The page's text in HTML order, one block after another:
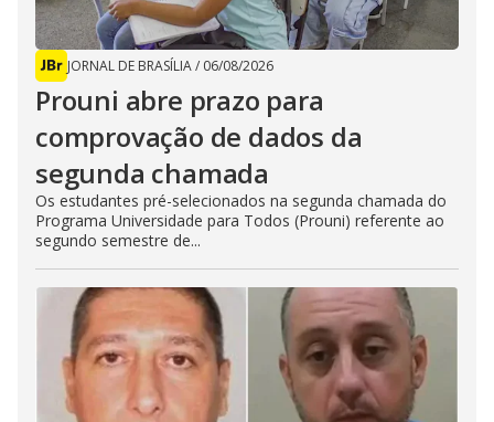
JORNAL DE BRASÍLIA/ 06/08/2026
Prouni abre prazo para
comprovação de dados da
segunda chamada
Os estudantes pré-selecionados na segunda chamada do
Programa Universidade para Todos (Prouni) referente ao
segundo semestre de...